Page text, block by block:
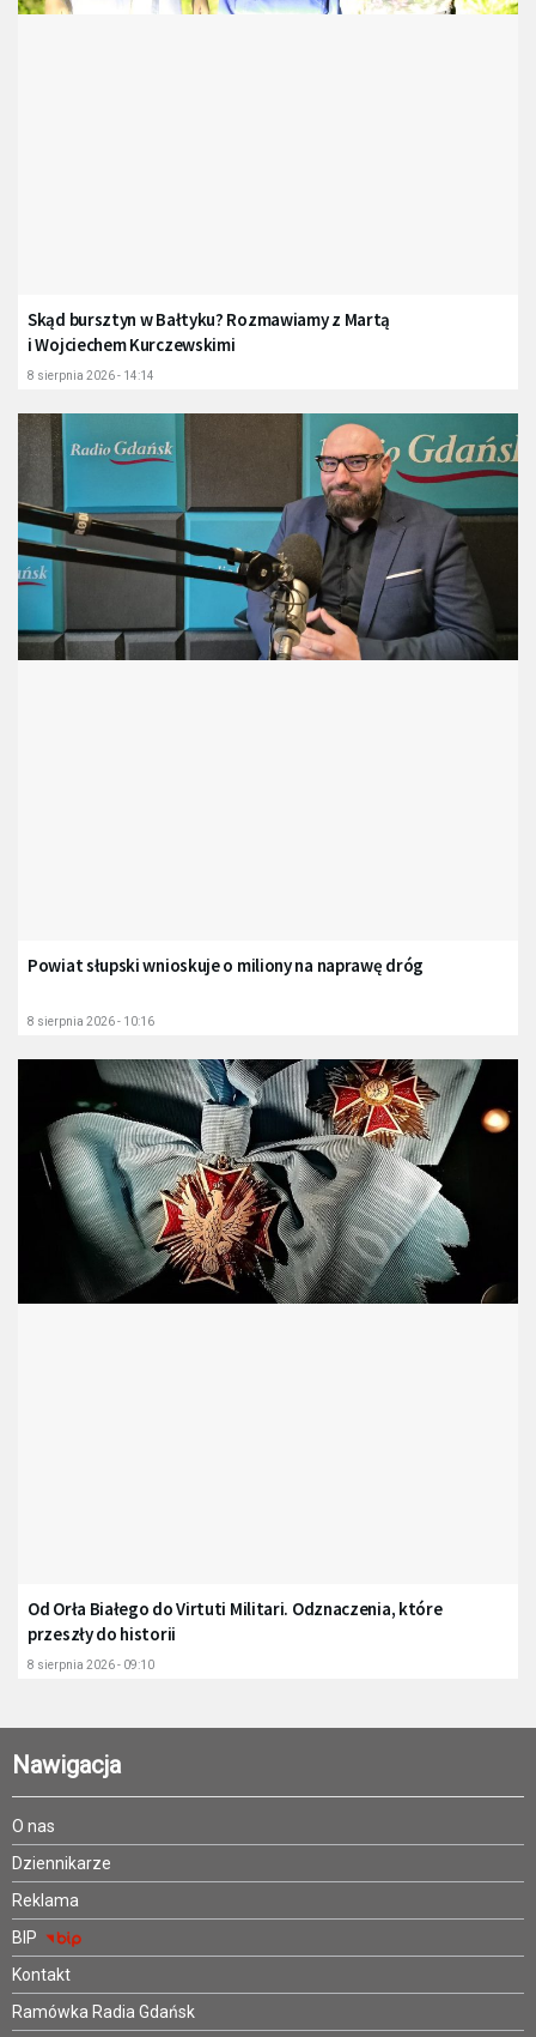
Skąd bursztyn w Bałtyku? Rozmawiamy z Martą
i Wojciechem Kurczewskimi
8 sierpnia 2026 - 14:14
Powiat słupski wnioskuje o miliony na naprawę dróg
8 sierpnia 2026 - 10:16
Od Orła Białego do Virtuti Militari. Odznaczenia, które
przeszły do historii
8 sierpnia 2026 - 09:10
Nawigacja
O nas
Dziennikarze
Reklama
BIP
Kontakt
Ramówka Radia Gdańsk